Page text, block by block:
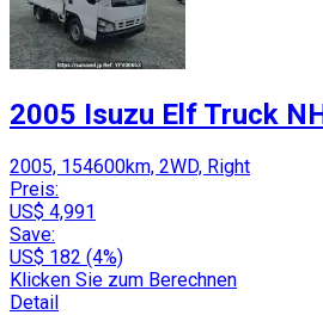
2005 Isuzu Elf Truck
2005, 154600km, 2WD, Right
Preis:
US$ 4,991
Save:
US$ 182 (4%)
Klicken Sie zum Berechnen
Detail